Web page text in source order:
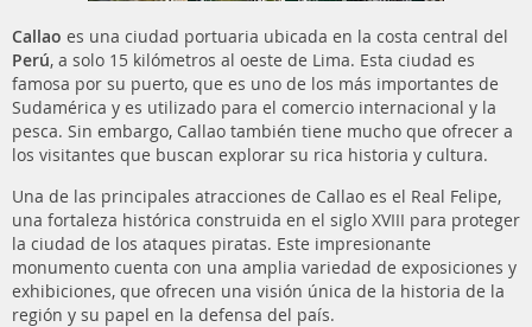
Callao es una ciudad portuaria ubicada en la costa central del
Perú, a solo 15 kilómetros al oeste de Lima. Esta ciudad es
famosa por su puerto, que es uno de los más importantes de
Sudamérica y es utilizado para el comercio internacional y la
pesca. Sin embargo, Callao también tiene mucho que ofrecer a
los visitantes que buscan explorar su rica historia y cultura.
Una de las principales atracciones de Callao es el Real Felipe,
una fortaleza histórica construida en el siglo XVIII para proteger
la ciudad de los ataques piratas. Este impresionante
monumento cuenta con una amplia variedad de exposiciones y
exhibiciones, que ofrecen una visión única de la historia de la
región y su papel en la defensa del país.